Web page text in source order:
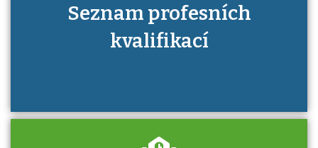
Seznam profesních
kvalifikací